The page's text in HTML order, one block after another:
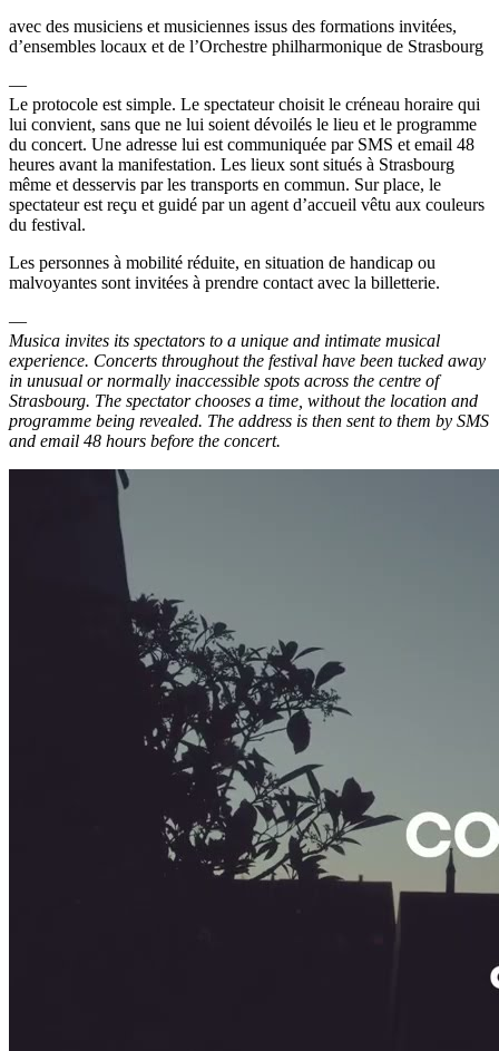
avec des musiciens et musiciennes issus des formations invitées,
d’ensembles locaux et de l’Orchestre philharmonique de Strasbourg
—
Le protocole est simple. Le spectateur choisit le créneau horaire qui
lui convient, sans que ne lui soient dévoilés le lieu et le programme
du concert. Une adresse lui est communiquée par SMS et email 48
heures avant la manifestation. Les lieux sont situés à Strasbourg
même et desservis par les transports en commun. Sur place, le
spectateur est reçu et guidé par un agent d’accueil vêtu aux couleurs
du festival.
Les personnes à mobilité réduite, en situation de handicap ou
malvoyantes sont invitées à prendre contact avec la billetterie.
—
Musica invites its spectators to a unique and intimate musical
experience. Concerts throughout the festival have been tucked away
in unusual or normally inaccessible spots across the centre of
Strasbourg. The spectator chooses a time, without the location and
programme being revealed. The address is then sent to them by SMS
and email 48 hours before the concert.